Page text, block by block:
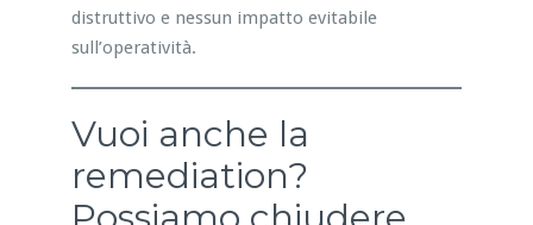
distruttivo e nessun impatto evitabile
sull’operatività.
Vuoi anche la
remediation?